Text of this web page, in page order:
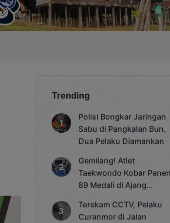
Trending
Polisi Bongkar Jaringan
Sabu di Pangkalan Bun,
Dua Pelaku Diamankan
Gemilang! Atlet
Taekwondo Kobar Panen
89 Medali di Ajang
Cup 2025
Terekam CCTV, Pelaku
Curanmor di Jalan